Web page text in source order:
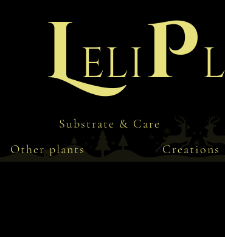
LeliP
Other plants
Substrate & Care
Creations